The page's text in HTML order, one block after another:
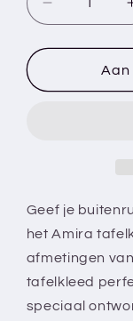
Aantal
verlagen
voor
-
Voor
buiten
Zomers
Aan
Geef je
het Amira
afmetingen
tafelkleed
speciaal